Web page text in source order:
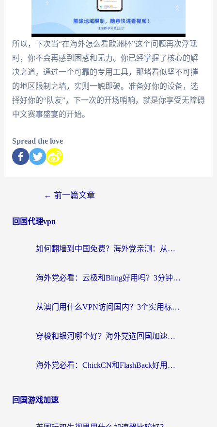
所以，下次当“在海外怎么看欧洲杯”这个问题再次浮现
时，你不会再感到困惑和无力。你已经掌握了核心的解
决之道。通过一个可靠的专用工具，那堵看似坚不可摧
的地区限制之墙，实则一触即破。准备好你的设备，选
择好你的“队友”，下一次的开场哨响，就是你享受无障碍
中文赛事盛宴的开始。
Spread the love
← 前一篇文章
回国代理vpn
如何翻墙到中国免费？海外党亲测：从踩坑到选对加速器的全攻略
海外党必看：云极和Bling好用吗？3分钟教你选对回国加速器
从澳门用什么VPN访问国内？3个实用标准帮你避开坑，无缝刷剧听歌
穿梭和银河哪个好？海外党选回国加速器的避坑指南，附番茄加速器实测体验
海外党必看：ChickCN和FlashBack好用吗？3招教你选对回国加速器（附云极、HomeCN、斧牛vs艾果对比）
回国游戏加速